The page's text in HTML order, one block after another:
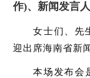
作)、新闻发言
女士们、先
迎出席海南省新
本场发布会